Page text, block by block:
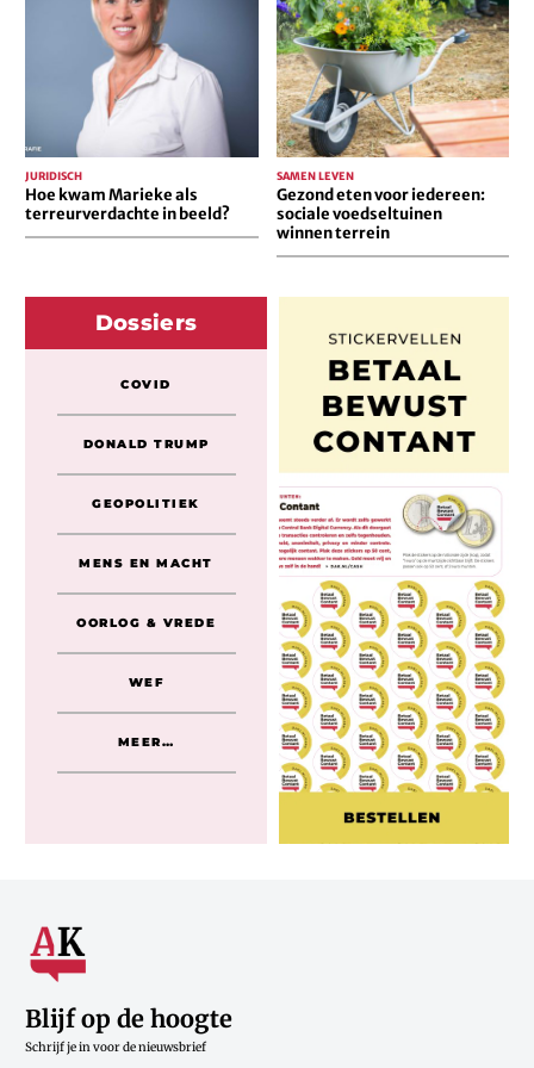
terreurverdachte
Hoe kwam Marieke als
terreurverdachte in beeld?
JURIDISCH
iedereen:
sociale
voedseltuinen
winnen
terrein
Gezond eten voor iedereen:
sociale voedseltuinen
winnen terrein
SAMEN LEVEN
Dossiers
COVID
DONALD TRUMP
GEOPOLITIEK
MENS EN MACHT
OORLOG & VREDE
WEF
MEER…
Blijf op de hoogte
Schrijf je in voor de nieuwsbrief